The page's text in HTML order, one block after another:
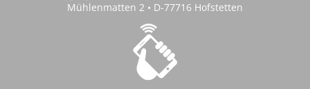
Mühlenmatten 2 • D-77716 Hofstetten